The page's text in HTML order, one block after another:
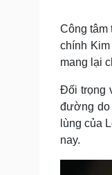
Công tâm
chính
mang lại
Đối trọng
đường do
lùng của
nay.